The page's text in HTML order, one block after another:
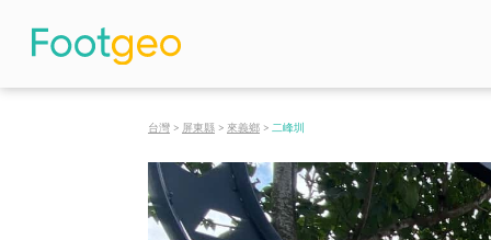
台灣 > 屏東縣 > 來義鄉 > 二峰圳